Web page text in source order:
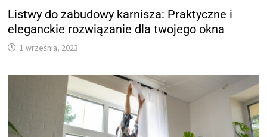
Listwy do zabudowy karnisza: Praktyczne i
eleganckie rozwiązanie dla twojego okna
1 września, 2023